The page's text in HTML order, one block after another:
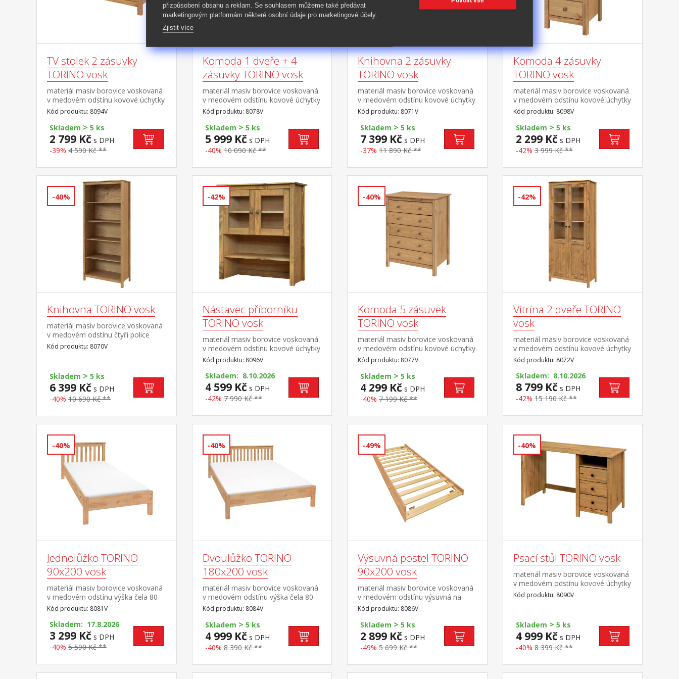
TV stolek 2 zásuvky
TORINO vosk
materiál masiv borovice voskovaná
v medovém odstínu kovové úchytky
v barevném provedení černěná
mosaz 2 zásuvky s kovovými
pojezdy, 1 police maximální
doporučené zatížení horní desky do
50 kg
Kód produktu: 8094V
Skladem > 5 ks
2 799 Kč s DPH
-39% 4 590 Kč **
Komoda 1 dveře + 4
zásuvky TORINO vosk
materiál masiv borovice voskovaná
v medovém odstínu kovové úchytky
v barevném provedení černěná
mosaz 1 dvířka a 4 zásuvky s
kovovými pojezdy
Kód produktu: 8078V
Skladem > 5 ks
5 999 Kč s DPH
-40% 10 090 Kč **
Knihovna 2 zásuvky
TORINO vosk
materiál masiv borovice voskovaná
v medovém odstínu kovové úchytky
v barevném provedení černěná
mosaz tři police, dvě zásuvky s
kovovými pojezdy
Kód produktu: 8071V
Skladem > 5 ks
7 399 Kč s DPH
-37% 11 890 Kč **
Komoda 4 zásuvky
TORINO vosk
materiál masiv borovice voskovaná
v medovém odstínu kovové úchytky
v barevném provedení černěná
mosaz 4 zásuvky s kovovými
pojezdy
Kód produktu: 8098V
Skladem > 5 ks
2 299 Kč s DPH
-42% 3 999 Kč **
-40%
Knihovna TORINO vosk
materiál masiv borovice voskovaná
v medovém odstínu čtyři police
Kód produktu: 8070V
Skladem > 5 ks
6 399 Kč s DPH
-40% 10 690 Kč **
-42%
Nástavec příborníku
TORINO vosk
materiál masiv borovice voskovaná
v medovém odstínu kovové úchytky
v barevném provedení černěná
mosaz 2 prosklené dveře, 1
police nástavec příborníku 8095V
Kód produktu: 8096V
Skladem: 8.10.2026
4 599 Kč s DPH
-42% 7 990 Kč **
-40%
Komoda 5 zásuvek
TORINO vosk
materiál masiv borovice voskovaná
v medovém odstínu kovové úchytky
v barevném provedení černěná
mosaz pět zásuvek s kovovými
pojezdy
Kód produktu: 8077V
Skladem > 5 ks
4 299 Kč s DPH
-40% 7 199 Kč **
-42%
Vitrína 2 dveře TORINO
vosk
materiál masiv borovice voskovaná
v medovém odstínu kovové úchytky
v barevném provedení černěná
mosaz dvoje částečně prosklené
dveře, čtyři police
Kód produktu: 8072V
Skladem: 8.10.2026
8 799 Kč s DPH
-42% 15 190 Kč **
-40%
Jednolůžko TORINO
90x200 vosk
materiál masiv borovice voskovaná
v medovém odstínu výška čela 80
cm, výška sedu 38 cm, cena bez
roštu a matrace minimální
doporučená výška matrace 15
cm doporučený rozměr matrace 90
× 200 cm a rošt R1 doporučená
nosnost do 120 kg
Kód produktu: 8081V
Skladem: 17.8.2026
3 299 Kč s DPH
-40% 5 590 Kč **
-40%
Dvoulůžko TORINO
180x200 vosk
materiál masiv borovice voskovaná
v medovém odstínu výška čela 80
cm, výška sedu 38 cm, cena bez
roštu a matrace minimální
doporučená výška matrace 15
cm doporučený rozměr matrace
180 × 200 cm nebo 2 kusy 90 × 200
cm a rošt R4 nebo 2 kusy
Kód produktu: 8084V
Skladem > 5 ks
4 999 Kč s DPH
-40% 8 390 Kč **
-49%
Výsuvná postel TORINO
90x200 vosk
materiál masiv borovice voskovaná
v medovém odstínu výsuvná na
kolečkách, cena bez
matrace maximální doporučená
výška matrace 14 cm doporučený
rozměr matrace 90 × 200
cm vhodná jako výsuvná přistýlka k
pohovce TORINO 8085V
Kód produktu: 8086V
Skladem > 5 ks
2 899 Kč s DPH
-49% 5 699 Kč **
-40%
Psací stůl TORINO vosk
materiál masiv borovice voskovaná
v medovém odstínu kovové úchytky
v barevném provedení černěná
mosaz 3 zásuvky s kovovými
Kód produktu: 8090V
Skladem > 5 ks
4 999 Kč s DPH
-40% 8 399 Kč **
přizpůsobení obsahu a reklam. Se souhlasem můžeme také předávat
marketingovým platformám některé osobní údaje pro marketingové účely.
Zjistit více